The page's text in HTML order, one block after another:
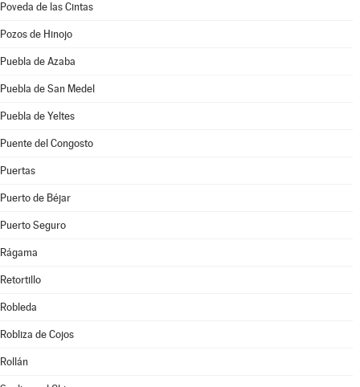
Poveda de las Cintas
Pozos de Hinojo
Puebla de Azaba
Puebla de San Medel
Puebla de Yeltes
Puente del Congosto
Puertas
Puerto de Béjar
Puerto Seguro
Rágama
Retortillo
Robleda
Robliza de Cojos
Rollán